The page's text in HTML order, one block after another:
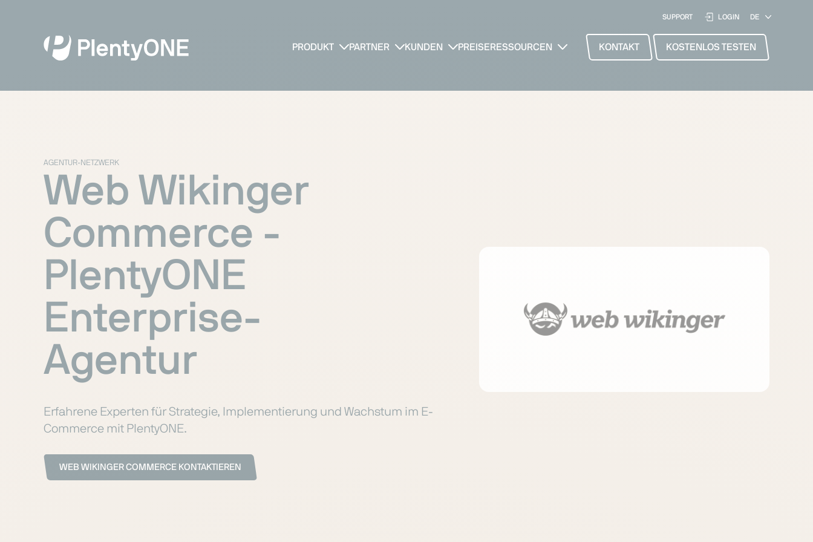
SUPPORT LOGIN
PRODUKT PARTNER KUNDEN PREISE RESSOURCEN KONTAKT KOSTENLOS TESTEN
AGENTUR-NETZWERK
Web Wikinger
Commerce -
PlentyONE
Enterprise-
Agentur
Erfahrene Experten für Strategie, Implementierung und Wachstum im E-
Commerce mit PlentyONE.
WEB WIKINGER COMMERCE KONTAKTIEREN